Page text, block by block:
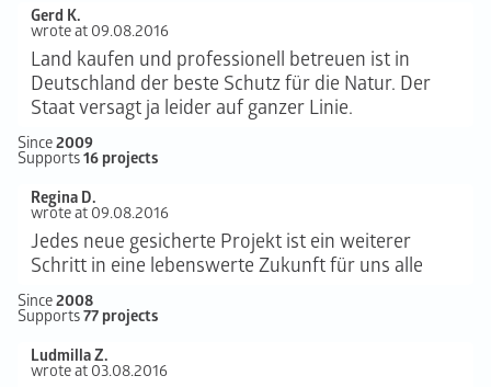
Gerd K.
wrote at 09.08.2016
Land kaufen und professionell betreuen ist in
Deutschland der beste Schutz für die Natur. Der
Staat versagt ja leider auf ganzer Linie.
Since2009
Supports16 projects
Regina D.
wrote at 09.08.2016
Jedes neue gesicherte Projekt ist ein weiterer
Schritt in eine lebenswerte Zukunft für uns alle
Since2008
Supports77 projects
Ludmilla Z.
wrote at 03.08.2016